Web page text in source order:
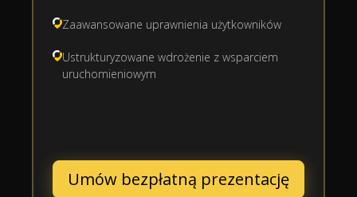
Zaawansowane uprawnienia użytkowników
Ustrukturyzowane wdrożenie z wsparciem
uruchomieniowym
Umów bezpłatną prezentację